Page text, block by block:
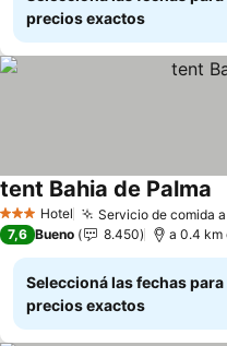
precios exactos
3 Estrellas
Hotel Servicio de comida
tent Bahia de Palma
7,6 Bueno 8.450 a 0.4 km
Seleccioná las fechas
precios exactos